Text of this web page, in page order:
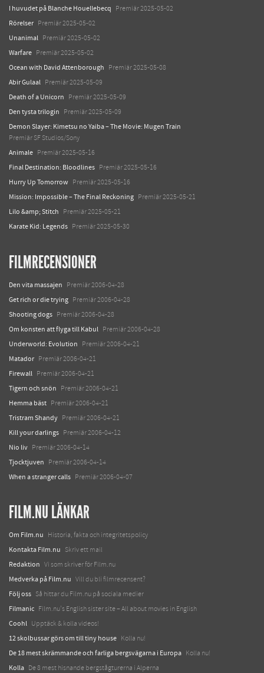
I huvudet på Blanche Houellebecq Premiär 2025-05-02
Rörelser Premiär 2025-05-02
Unanimal Premiär 2025-05-02
Warfare Premiär 2025-05-02
Ocean with David Attenborough Premiär 2025-05-08
Abir Gulaal Premiär 2025-05-09
Death of a Unicorn Premiär 2025-05-09
Den tysta trilogin Premiär 2025-05-09
Demon Slayer: Kimetsu no Yaiba – The Movie: Mugen Train
Premiär SF Studios/Sony
Animale Premiär 2025-05-16
Final Destination: Bloodlines Premiär 2025-05-16
Hurry Up Tomorrow Premiär 2025-05-16
Mission: Impossible – The Final Reckoning Premiär 2025-05-21
Lilo &amp; Stitch Premiär 2025-05-21
Karate Kid: Legends Premiär 2025-05-30
FILMRECENSIONER
Den vita massajen Premiär 2006-04-28
Get rich or die trying Premiär 2006-04-28
Shooting dogs Premiär 2006-04-28
Om konsten att flyga till Kabul Premiär 2006-04-28
Underworld: Evolution Premiär 2006-04-21
Matador Premiär 2006-04-21
Firewall Premiär 2006-04-21
Tigern och snön Premiär 2006-04-21
Hemma bäst Premiär 2006-04-21
Tristram Shandy Premiär 2006-04-21
Kill your darlings Premiär 2006-04-12
Nio liv Premiär 2006-04-14
Tjocktjuven Premiär 2006-04-14
When a stranger calls Premiär 2006-04-07
FILM.NU LÄNKAR
Om Film.nu Historia, fakta och integritetspolicy
Kontakta Film.nu Skriv ett mail
Redaktion Vi som skriver för Film.nu
Medverka på Film.nu Vill du bli filmrecensent?
Följ oss Så hittar du Film.nu på sociala medier
Filmanic Film.nu's English sister site – All about movies in English
Coohl Upptäck & kolla videos!
12 skolbussar görs om till tiny house Kolla nu!
De 18 mest skrämmande och farliga bergsvägarna i Europa Kolla nu!
Kolla De 8 mest hisnande bergstågturerna i Alperna